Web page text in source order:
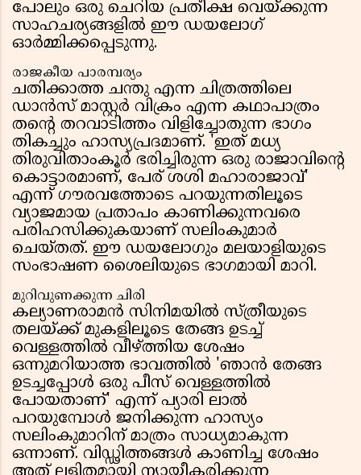
പോലും ഒരു ചെറിയ പ്രതീക്ഷ വെയ്ക്കുന്ന
സാഹചര്യങ്ങളിൽ ഈ ഡയലോഗ്
ഓർമ്മിക്കപ്പെടുന്നു.
രാജകീയ പാരമ്പര്യം
ചതിക്കാത്ത ചന്തു എന്ന ചിത്രത്തിലെ
ഡാൻസ് മാസ്റ്റർ വിക്രം എന്ന കഥാപാത്രം
തന്റെ തറവാടിത്തം വിളിച്ചോതുന്ന ഭാഗം
തികച്ചും ഹാസ്യപ്രദമാണ്. 'ഇത് മധ്യ
തിരുവിതാംകൂർ ഭരിച്ചിരുന്ന ഒരു രാജാവിന്റെ
കൊട്ടാരമാണ്, പേര് ശശി മഹാരാജാവ്'
എന്ന് ഗൗരവത്തോടെ പറയുന്നതിലൂടെ
വ്യാജമായ പ്രതാപം കാണിക്കുന്നവരെ
പരിഹസിക്കുകയാണ് സലിംകുമാർ
ചെയ്തത്. ഈ ഡയലോഗും മലയാളിയുടെ
സംഭാഷണ ശൈലിയുടെ ഭാഗമായി മാറി.
മുറിവുണക്കുന്ന ചിരി
കല്യാണരാമൻ സിനിമയിൽ സ്ത്രീയുടെ
തലയ്ക്ക് മുകളിലൂടെ തേങ്ങ ഉടച്ച്
വെള്ളത്തിൽ വീഴ്ത്തിയ ശേഷം
ഒന്നുമറിയാത്ത ഭാവത്തിൽ 'ഞാൻ തേങ്ങ
ഉടച്ചപ്പോൾ ഒരു പീസ് വെള്ളത്തിൽ
പോയതാണ്' എന്ന് പ്യാരി ലാൽ
പറയുമ്പോൾ ജനിക്കുന്ന ഹാസ്യം
സലിംകുമാറിന് മാത്രം സാധ്യമാകുന്ന
ഒന്നാണ്. വിഡ്ഢിത്തങ്ങൾ കാണിച്ച ശേഷം